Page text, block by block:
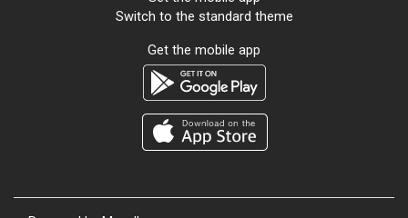
Switch to the standard theme
Get the mobile app